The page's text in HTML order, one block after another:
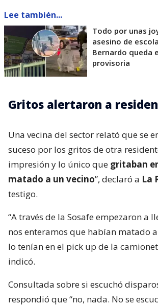
Lee también...
Todo por unas
asesino de
Bernardo queda
provisoria
Gritos alertaron a
Una vecina del sector relató que se
suceso por los gritos de otra
impresión y lo único que gritaban
matado a un vecino”, declaró a La
testigo.
“A través de la Sosafe empezaron a
nos enteramos que habían matado
lo tenían en el pick up de la
indicó.
Consultada sobre si escuchó
respondió que “no, nada. No se